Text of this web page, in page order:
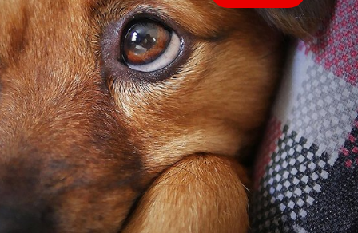
Wat wij doen
Onze organisatie
Samenwerking
Bekende vrienden
Jaarverslag
Vacatures
Donateursmagazine Hond
Pers
Nieuws
Veelgestelde vragen
Melding hondenleed
Nieuwsbrief
Incassodata